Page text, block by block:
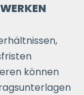
können